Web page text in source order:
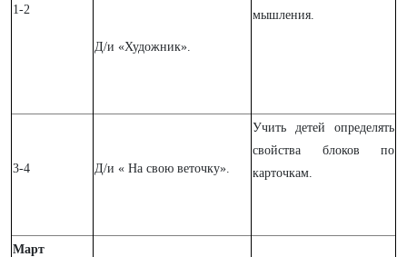
1-2
Д/и «Художник».
мышления.
3-4 Д/и « На свою веточку».
Учить детей определять
свойства блоков по
карточкам.
Март